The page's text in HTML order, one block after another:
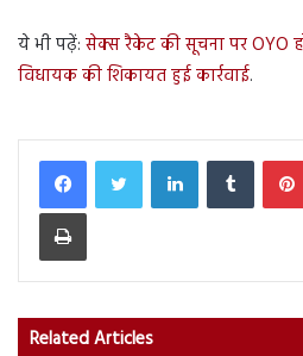
ये भी पढ़ें: सेक्स रैकेट की सूचना पर OYO
विधायक की शिकायत हुई कार्रवाई.
LinkedInTumblr
Print
Related Articles